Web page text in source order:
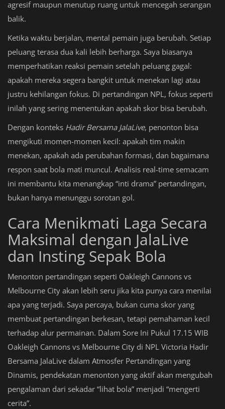
agresif maupun menutup ruang untuk mencegah serangan
balik.
Ketika waktu berjalan, mental pemain juga berubah. Setiap
peluang terasa dua kali lebih berharga. Saya biasanya
memperhatikan reaksi pemain setelah peluang gagal:
apakah mereka segera bangkit untuk menekan lagi atau
justru kehilangan fokus. Di pertandingan NPL, fokus seperti
inilah yang sering menentukan apakah skor bisa berubah.
Dengan konteks Hadir Bersama JalaLive, penonton bisa
mengikuti momen-momen kecil: apakah tim makin
menekan, apakah ada perubahan formasi, dan bagaimana
respon saat bola mati muncul. Analisis real-time semacam
ini membantu kita menangkap “inti drama” pertandingan,
bukan hanya menunggu sorotan gol.
Cara Menikmati Laga Secara
Maksimal dengan JalaLive
dan Insting Sepak Bola
Menonton pertandingan seperti Oakleigh Cannons vs
Melbourne City akan lebih seru jika kita punya cara menilai
apa yang terjadi. Saya percaya, bukan cuma skor yang
membuat pertandingan berkesan, tetapi pemahaman kecil
terhadap alur permainan. Dalam Sore Ini Pukul 17.15 WIB
Oakleigh Cannons vs Melbourne City di NPL Victoria Hadir
Bersama JalaLive dalam Atmosfer Pertandingan yang
Dinamis, pendekatan menonton yang aktif akan mengubah
pengalaman dari sekadar “lihat bola” menjadi “mengerti
cerita”.